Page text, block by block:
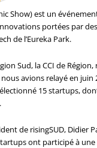
Show) est un
portées par
de l’Eureka Park.
Sud, la CCI de
avions relayé en juin
15 startups,
de risingSUD, Didier
ont participé à